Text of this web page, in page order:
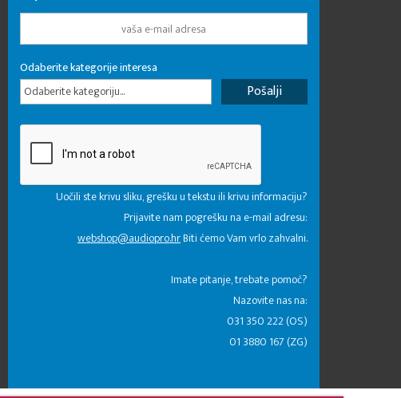
Odaberite kategorije interesa
Odaberite kategoriju...
Uočili ste krivu sliku, grešku u tekstu ili krivu informaciju?
Prijavite nam pogrešku na e-mail adresu:
webshop@audiopro.hrBiti ćemo Vam vrlo zahvalni.
​Imate pitanje, trebate pomoć?
Nazovite nas na:
031 350 222 (OS)
01 3880 167 (ZG)